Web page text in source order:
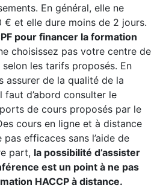
En général, elle ne
et elle dure moins de 2 jours.
pour financer la formation
choisissez pas votre centre de
les tarifs proposés. En
assurer de la qualité de la
d’abord consulter le
de cours proposés par le
cours en ligne et à distance
efficaces sans l’aide de
part, la possibilité d’assister
est un point à ne pas
HACCP à distance.